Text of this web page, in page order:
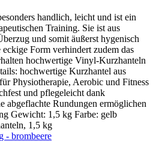
handlich, leicht und ist ein
Training. Sie ist aus
und somit äußerst hygenisch
Form verhindert zudem das
hochwertige Vinyl-Kurzhanteln
hochwertige Kurzhantel aus
Physiotherapie, Aerobic und Fitness
und pflegeleicht dank
abgeflachte Rundungen ermöglichen
Gewicht: 1,5 kg Farbe: gelb
1,5 kg